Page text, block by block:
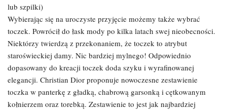
lub szpilki)
Wybierając się na uroczyste przyjęcie możemy także wybrać
toczek. Powrócił do łask mody po kilka latach swej nieobecności.
Niektórzy twierdzą z przekonaniem, że toczek to atrybut
staroświeckiej damy. Nic bardziej mylnego! Odpowiednio
dopasowany do kreacji toczek doda szyku i wyrafinowanej
elegancji. Christian Dior proponuje nowoczesne zestawienie
toczka w panterkę z gładką, chabrową garsonką i cętkowanym
kołnierzem oraz torebką. Zestawienie to jest jak najbardziej